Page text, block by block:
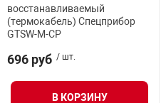
сигнализации
безопасность
восстанавливаемый
(термокабель) Спецприбор
GTSW-M-CP
696 руб / шт.
В КОРЗИНУ